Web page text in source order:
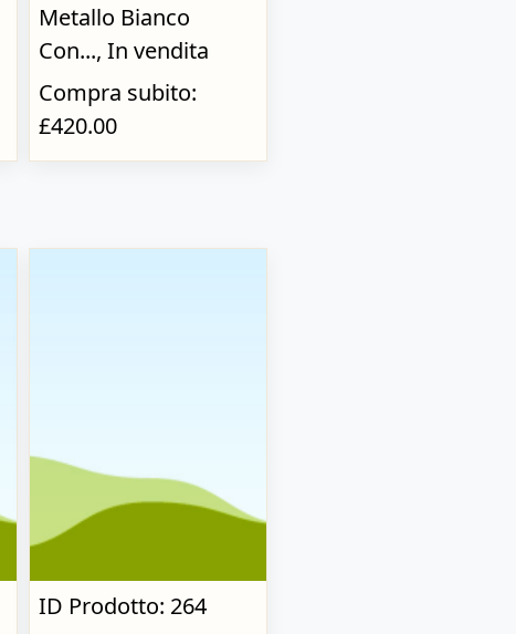
Metallo Bianco
Con..., In vendita
Compra subito:
£420.00
ID Prodotto: 264